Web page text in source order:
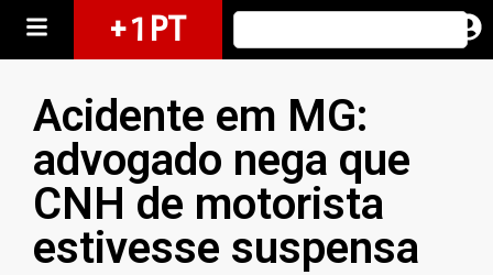
+ 1 PT
Acidente em MG:
advogado nega que
CNH de motorista
estivesse suspensa